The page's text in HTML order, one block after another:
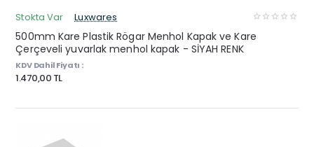
Stokta Var Luxwares
500mm Kare Plastik Rögar Menhol Kapak ve Kare
Çerçeveli yuvarlak menhol kapak - SİYAH RENK
KDV Dahil Fiyatı :
1.470,00 TL